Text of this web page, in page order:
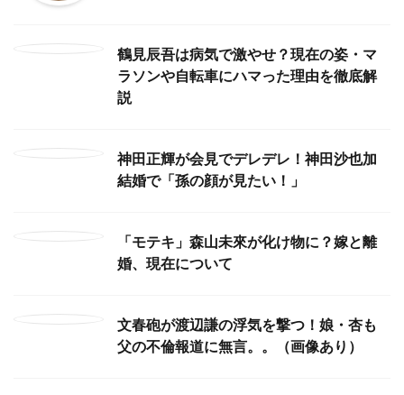
鶴見辰吾は病気で激やせ？現在の姿・マ
ラソンや自転車にハマった理由を徹底解
説
神田正輝が会見でデレデレ！神田沙也加
結婚で「孫の顔が見たい！」
「モテキ」森山未來が化け物に？嫁と離
婚、現在について
文春砲が渡辺謙の浮気を撃つ！娘・杏も
父の不倫報道に無言。。（画像あり）